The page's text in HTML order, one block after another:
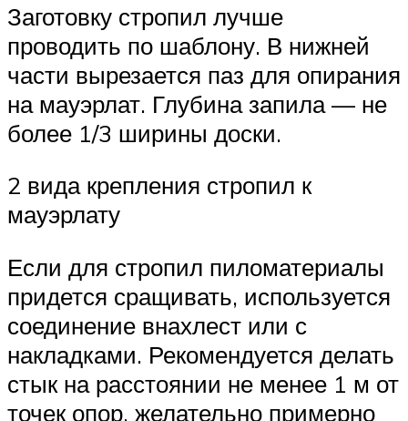
Заготовку стропил лучше
проводить по шаблону. В нижней
части вырезается паз для опирания
на мауэрлат. Глубина запила — не
более 1/3 ширины доски.
2 вида крепления стропил к
мауэрлату
Если для стропил пиломатериалы
придется сращивать, используется
соединение внахлест или с
накладками. Рекомендуется делать
стык на расстоянии не менее 1 м от
точек опор, желательно примерно